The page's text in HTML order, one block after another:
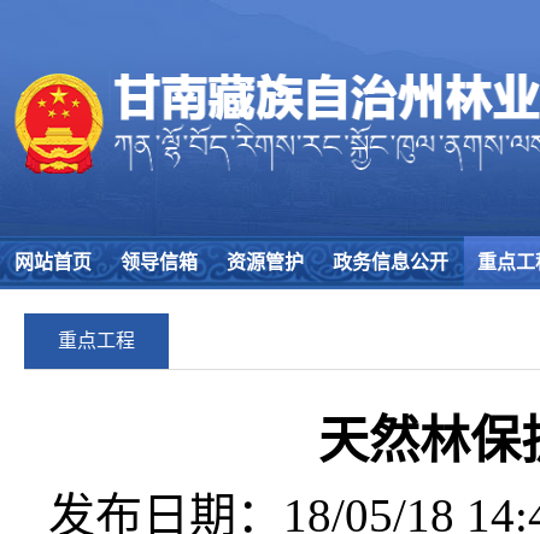
网站首页 领导信箱 资源管护 政务信息公开 重点工
重点工程
天然林保
发布日期：18/05/18